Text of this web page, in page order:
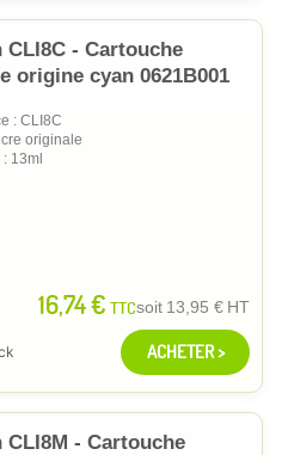
CLI8C - Cartouche
origine cyan 0621B001
: CLI8C
originale
13ml
16,74 € TTCsoit 13,95 € HT
ACHETER >
CLI8M - Cartouche